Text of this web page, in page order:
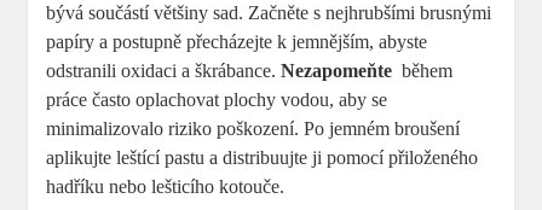
bývá součástí většiny sad. ‌Začněte s nejhrubšími brusnými
papíry a postupně přecházejte k​ jemnějším, abyste
odstranili oxidaci a škrábance.Nezapomeňte ‌ během
práce často oplachovat‍ plochy vodou, aby se
minimalizovalo riziko poškození. Po ⁢jemném broušení
‌aplikujte ​leštící pastu a distribuujte ji pomocí‍ přiloženého
hadříku nebo lešticího kotouče.